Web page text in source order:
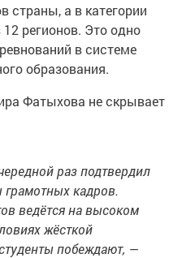
страны, а в категории
регионов. Это одно
в системе
образования.
Фатыхова не скрывает
раз подтвердил
кадров.
ведётся на высоком
жёсткой
побеждают, —